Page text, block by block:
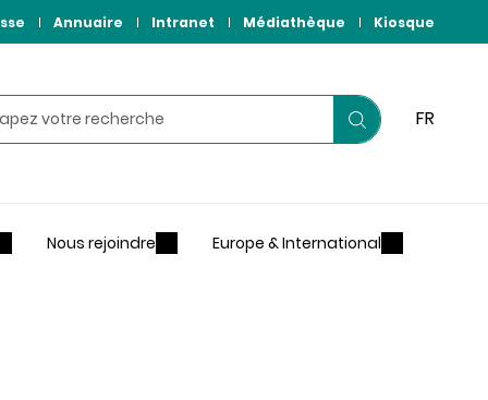
Annuaire Intranet Médiathèque Kiosque
Lancer
FR
Nous rejoindre Europe & International